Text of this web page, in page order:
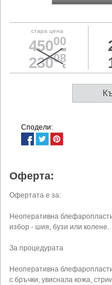
стара цена
45000
лв
23008
€
Сподели:
Оферта:
Офертата е за:
Неоперативна
избор - шия, бузи или колене.
За процедурата
Неоперативна
с бръчки, увиснала кожа,